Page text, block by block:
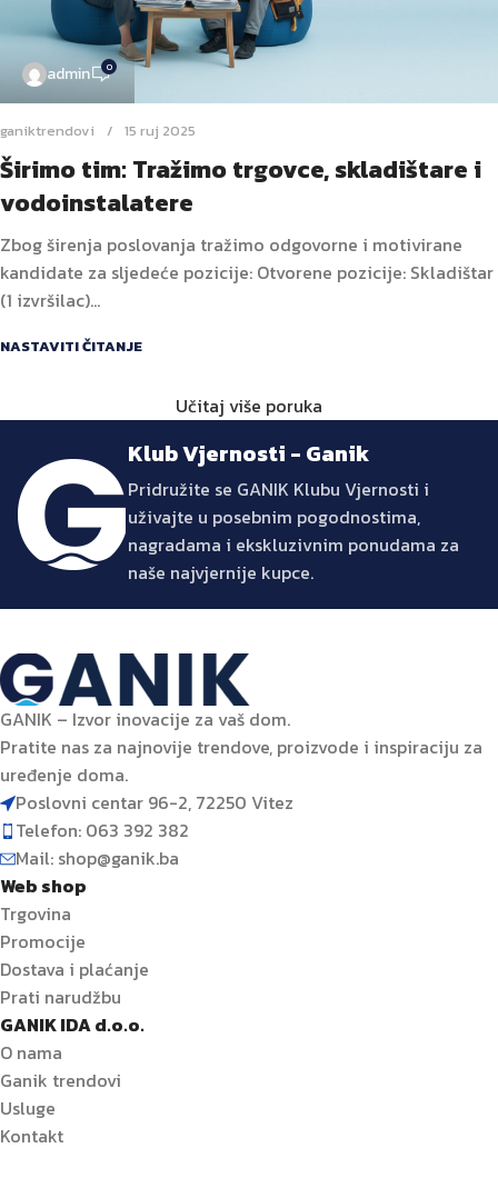
admin 0
ganiktrendovi 15 ruj 2025
Širimo tim: Tražimo trgovce, skladištare i
vodoinstalatere
Zbog širenja poslovanja tražimo odgovorne i motivirane
kandidate za sljedeće pozicije: Otvorene pozicije: Skladištar
(1 izvršilac)...
NASTAVITI ČITANJE
Učitaj više poruka
Klub Vjernosti - Ganik
Pridružite se GANIK Klubu Vjernosti i
uživajte u posebnim pogodnostima,
nagradama i ekskluzivnim ponudama za
naše najvjernije kupce.
GANIK – Izvor inovacije za vaš dom.
Pratite nas za najnovije trendove, proizvode i inspiraciju za
uređenje doma.
Poslovni centar 96-2, 72250 Vitez
Telefon: 063 392 382
Mail: shop@ganik.ba
Web shop
Trgovina
Promocije
Dostava i plaćanje
Prati narudžbu
GANIK IDA d.o.o.
O nama
Ganik trendovi
Usluge
Kontakt